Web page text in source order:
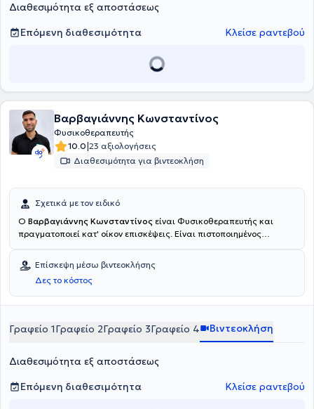
Διαθεσιμότητα εξ αποστάσεως
Επόμενη διαθεσιμότητα
Κλείσε ραντεβού
Βαρβαγιάννης Κωνσταντίνος
Φυσικοθεραπευτής
10.0|23 αξιολογήσεις
Διαθεσιμότητα για βιντεοκλήση
Σχετικά με τον ειδικό
Ο Βαρβαγιάννης Κωνσταντίνος είναι Φυσικοθεραπευτής και
πραγματοποιεί κατ' οίκον επισκέψεις. Είναι πιστοποιημένος
μυοσκελετικών παθήσεων και πολυετή εμπειρία στην παροχή
εξατομικευμένων θεραπευτικών προγραμμάτων, προσαρμοσμένων
στις ανάγκες και τους στόχους κάθε ασθενούς. Εστιάζει στη
συνολική βελτίωση της λειτουργικότητας, της κινητικότητας και της
σύγχρονες μεθόδους αποκατάστασης και διαρκή επαγγελματική
επιμόρφωση. Διακρίνεται για την αποτελεσματική επικοινωνία, την
κάθε ηλικίας μέσω πρόληψης, εκπαίδευσης και υποστήριξης στην
Επίσκεψη μέσω βιντεοκλήσης
Δες το κόστος
Γραφείο 1Γραφείο 2Γραφείο 3Γραφείο 4 Βιντεοκλήση
Διαθεσιμότητα εξ αποστάσεως
Επόμενη διαθεσιμότητα
Κλείσε ραντεβού